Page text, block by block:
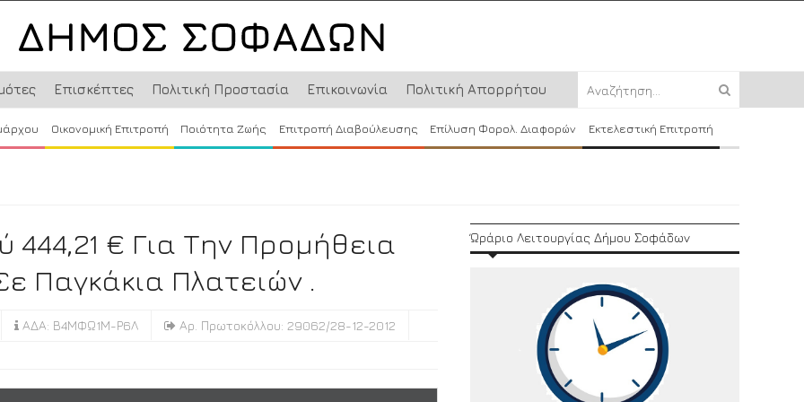
Επισκέπτες Πολιτική Προστασία Επικοινωνία Πολιτική Απορρήτου
Οικονομική Επιτροπή Ποιότητα Ζωής Επιτροπή Διαβούλευσης Επίλυση Φορολ. Διαφορών Εκτελεστική Επιτροπή
€ Για Την Προμήθεια
Παγκάκια Πλατειών .
ΑΔΑ: Β4ΜΦΩ1Μ-Ρ6Λ Αρ. Πρωτοκόλλου: 29062/28-12-2012
Ώράριο Λειτουργίας Δήμου Σοφάδων